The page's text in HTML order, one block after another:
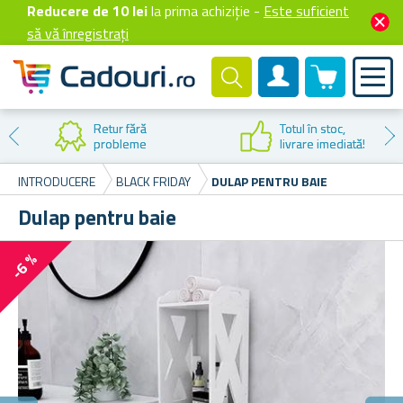
Reducere de 10 leila prima achiziție - Este suficient
să vă înregistrați
Cont client
0 produselor
Retur fără
probleme
Totul în stoc,
livrare imediată!
INTRODUCERE
BLACK FRIDAY DULAP PENTRU BAIE
Dulap pentru baie
-6 %